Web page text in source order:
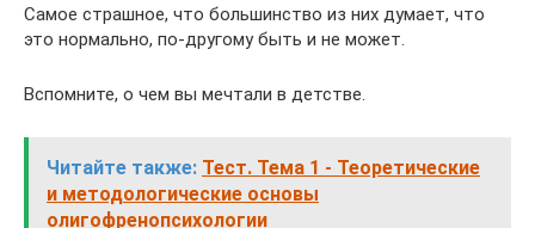
Самое страшное, что большинство из них думает, что
это нормально, по-другому быть и не может.
Вспомните, о чем вы мечтали в детстве.
Читайте также: Тест. Тема 1 - Теоретические
и методологические основы
олигофренопсихологии